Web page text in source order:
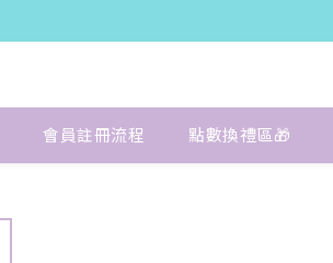
會員註冊流程 點數換禮區🎁